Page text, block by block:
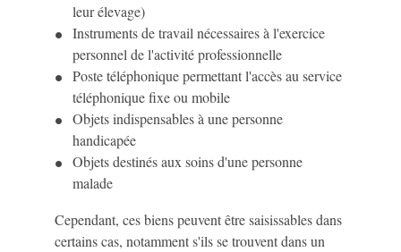
leur élevage)
Instruments de travail nécessaires à l'exercice
personnel de l'activité professionnelle
Poste téléphonique permettant l'accès au service
téléphonique fixe ou mobile
Objets indispensables à une personne
handicapée
Objets destinés aux soins d'une personne
malade
Cependant, ces biens peuvent être saisissables dans
certains cas, notamment s'ils se trouvent dans un